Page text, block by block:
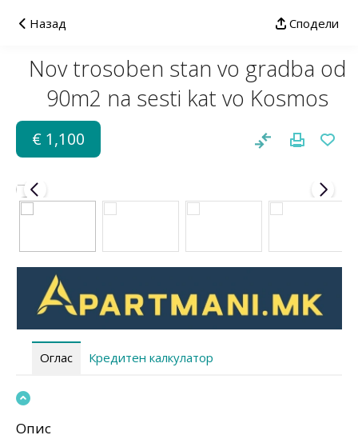
Назад Сподели
Nov trosoben stan vo gradba od
90m2 na sesti kat vo Kosmos
€ 1,100
Оглас Кредитен калкулатор
Опис